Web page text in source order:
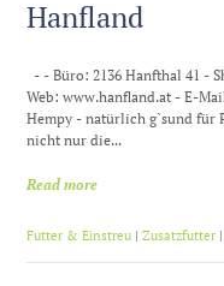
Hanfland
- - Büro: 2136 Hanfthal 41 -
Web: www.hanfland.at - E-
Hempy - natürlich g`sund für
nicht nur die...
Read more
Futter & Einstreu |Zusatzfutter